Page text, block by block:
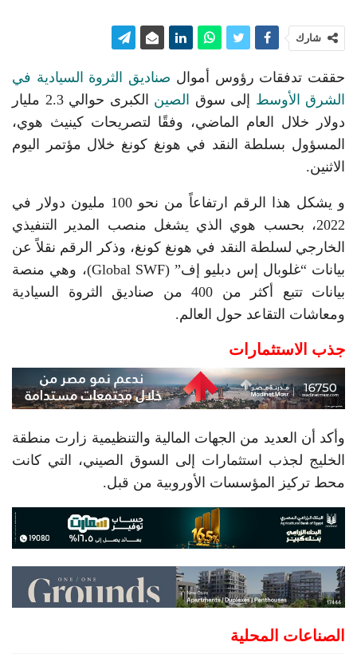
شارك
حققت تدفقات رؤوس أموال صناديق الثروة السيادية في
الشرق الأوسط إلى سوق الصين
الكبرى حوالي 2.3 مليار
دولار خلال العام الماضي، وفقًا لتصريحات كينيث هوي،
المسؤول بسلطة النقد في هونغ كونغ خلال مؤتمر اليوم
الاثنين.
و يشكل هذا الرقم ارتفاعاً من نحو 100 مليون دولار في
2022، بحسب هوي الذي يشغل منصب المدير التنفيذي
الخارجي لسلطة النقد في هونغ كونغ، وذكر الرقم نقلاً عن
بيانات “غلوبال إس دبليو إف” (Global SWF)، وهي منصة
بيانات تتبع أكثر من 400 من صناديق الثروة السيادية
ومعاشات التقاعد حول العالم.
جذب الاستثمارات
وأكد أن العديد من الجهات المالية والتنظيمية زارت منطقة
الخليج لجذب استثمارات إلى السوق الصيني، التي كانت
محط تركيز المؤسسات الأوروبية من قبل.
الصناعات المحلية